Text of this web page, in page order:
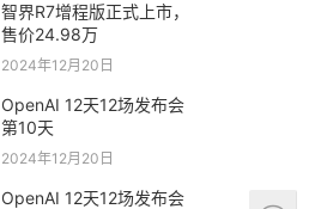
智界R7增程版正式上市，
售价24.98万
2024年12月20日
OpenAI 12天12场发布会
第10天
2024年12月20日
OpenAI 12天12场发布会